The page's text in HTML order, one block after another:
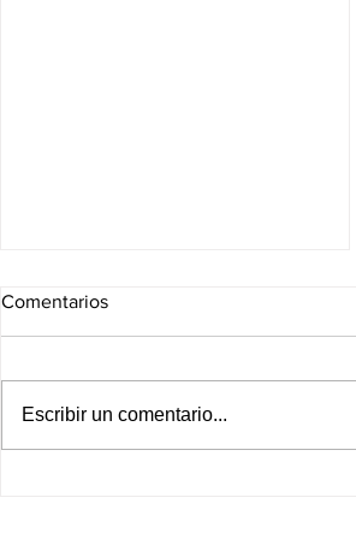
Comentarios
Escribir un comentario...